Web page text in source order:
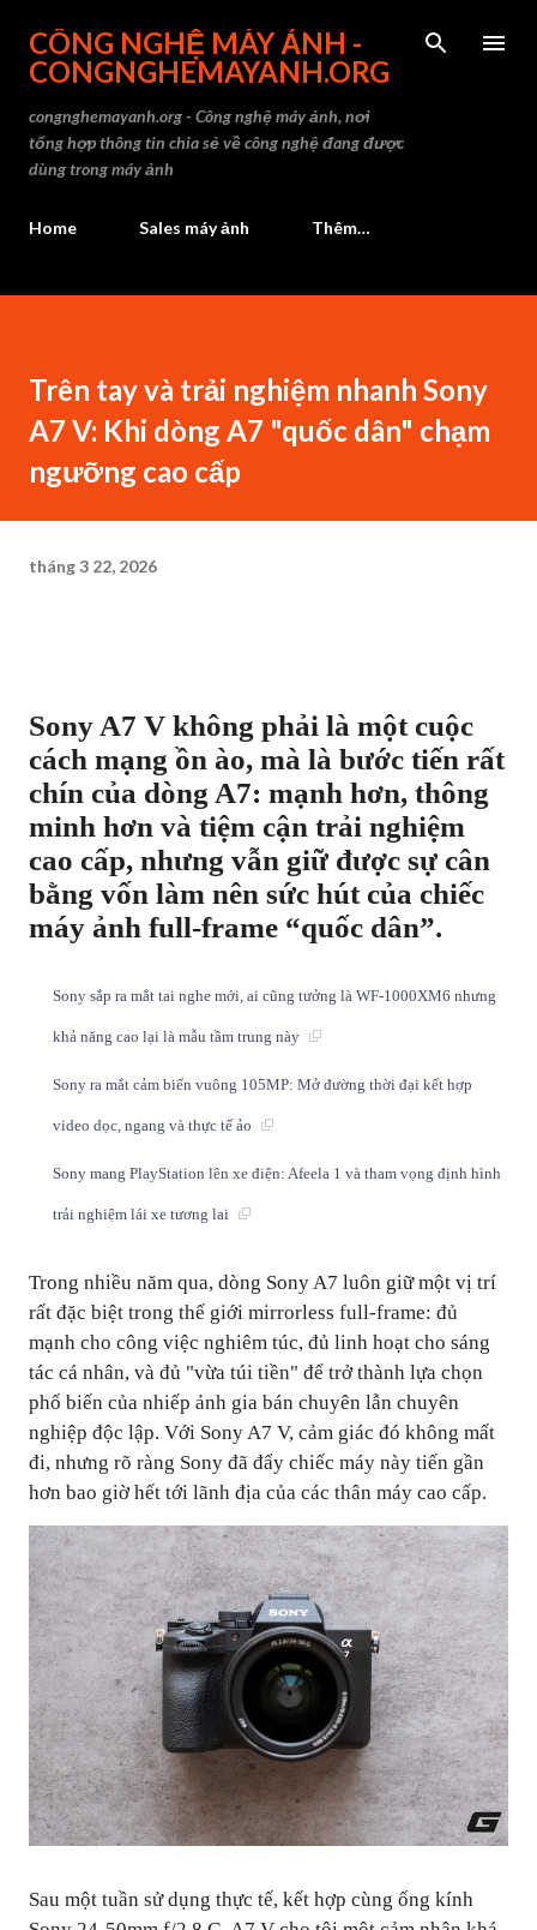
Chuyển đến nội dung chính
CÔNG NGHỆ MÁY ẢNH -
CONGNGHEMAYANH.ORG
congnghemayanh.org - Công nghệ máy ảnh, nơi
tổng hợp thông tin chia sẻ về công nghệ đang được
dùng trong máy ảnh
Home Sales máy ảnh Thêm…
Trên tay và trải nghiệm nhanh Sony
A7 V: Khi dòng A7 "quốc dân" chạm
ngưỡng cao cấp
tháng 3 22, 2026
Sony A7 V không phải là một cuộc
cách mạng ồn ào, mà là bước tiến rất
chín của dòng A7: mạnh hơn, thông
minh hơn và tiệm cận trải nghiệm
cao cấp, nhưng vẫn giữ được sự cân
bằng vốn làm nên sức hút của chiếc
máy ảnh full-frame “quốc dân”.
Sony sắp ra mắt tai nghe mới, ai cũng tưởng là WF-1000XM6 nhưng
khả năng cao lại là mẫu tầm trung này
Sony ra mắt cảm biến vuông 105MP: Mở đường thời đại kết hợp
video dọc, ngang và thực tế ảo
Sony mang PlayStation lên xe điện: Afeela 1 và tham vọng định hình
trải nghiệm lái xe tương lai
Trong nhiều năm qua, dòng Sony A7 luôn giữ một vị trí
rất đặc biệt trong thế giới mirrorless full-frame: đủ
mạnh cho công việc nghiêm túc, đủ linh hoạt cho sáng
tác cá nhân, và đủ "vừa túi tiền" để trở thành lựa chọn
phổ biến của nhiếp ảnh gia bán chuyên lẫn chuyên
nghiệp độc lập. Với Sony A7 V, cảm giác đó không mất
đi, nhưng rõ ràng Sony đã đẩy chiếc máy này tiến gần
hơn bao giờ hết tới lãnh địa của các thân máy cao cấp.
Sau một tuần sử dụng thực tế, kết hợp cùng ống kính